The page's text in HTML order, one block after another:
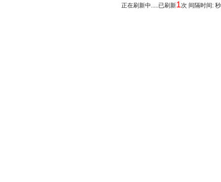
正在刷新中.....已刷新1次 间隔时间: